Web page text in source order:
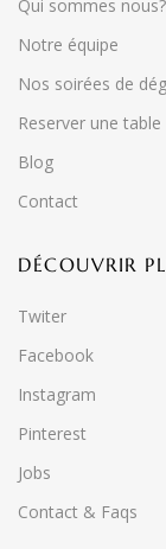
Qui sommes nous?
Notre équipe
Nos soirées de
Reserver une table
Blog
Contact
DÉCOUVRIR
Twiter
Facebook
Instagram
Pinterest
Jobs
Contact & Faqs